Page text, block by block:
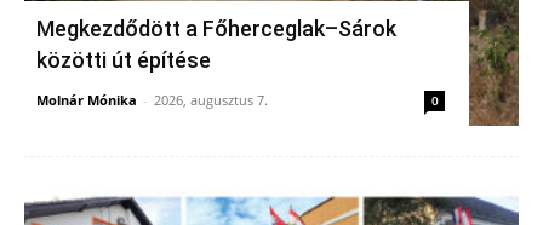
Megkezdődött a Főherceglak–Sárok
közötti út építése
Molnár Mónika - 2026, augusztus 7. 0